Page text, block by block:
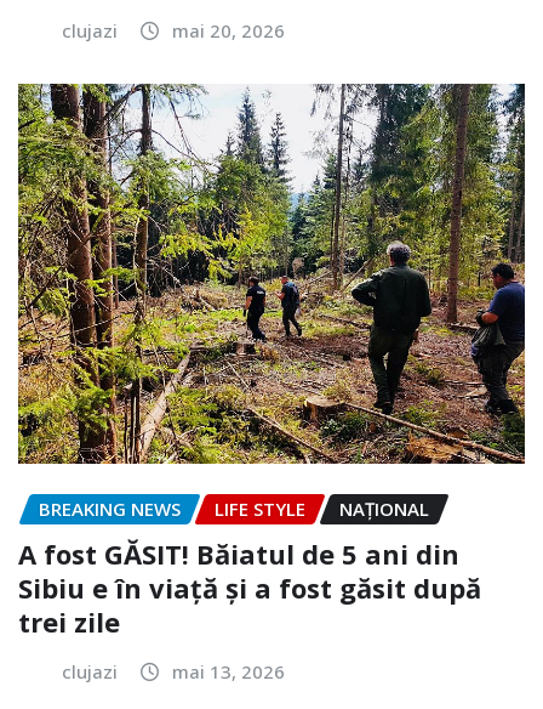
clujazi mai 20, 2026
BREAKING NEWS LIFE STYLE NAŢIONAL
A fost GĂSIT! Băiatul de 5 ani din
Sibiu e în viață și a fost găsit după
trei zile
clujazi mai 13, 2026